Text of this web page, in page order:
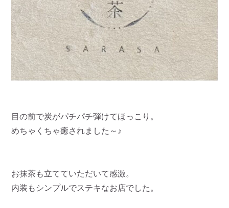
目の前で炭がパチパチ弾けてほっこり。
めちゃくちゃ癒されました～♪
お抹茶も立てていただいて感激。
内装もシンプルでステキなお店でした。